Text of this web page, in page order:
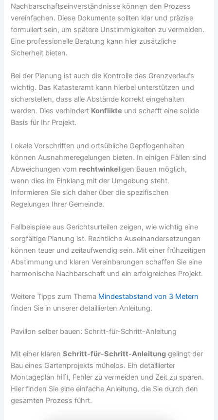
Nachbarschaftseinverständnisse können den Prozess
vereinfachen. Diese Dokumente sollten klar und präzise
formuliert sein, um spätere Unstimmigkeiten zu vermeiden.
Eine professionelle Beratung kann hier zusätzliche
Sicherheit bieten.
Bei der Planung ist auch die Kontrolle des Grenzverlaufs
wichtig. Das Katasteramt kann hierbei unterstützen und
sicherstellen, dass alle Abstände korrekt eingehalten
werden. Dies verhindert Konflikte und schafft eine solide
Basis für Ihr Projekt.
Lokale Vorschriften und ortsübliche Gepflogenheiten
können Ausnahmeregelungen bieten. In einigen Fällen sind
Abweichungen vom rechtwinkeligen Bauen möglich,
wenn dies im Einklang mit der Umgebung steht.
Informieren Sie sich daher über die spezifischen
Regelungen Ihrer Gemeinde.
Fallbeispiele aus Gerichtsurteilen zeigen, wie wichtig eine
sorgfältige Planung ist. Rechtliche Auseinandersetzungen
können teuer und zeitaufwendig sein. Mit einer frühzeitigen
Abstimmung und klaren Vereinbarungen schaffen Sie eine
harmonische Nachbarschaft und ein erfolgreiches Projekt.
Weitere Tipps zum Thema Mindestabstand von 3 Metern
finden Sie in unserer detaillierten Anleitung.
Pavillon selber bauen: Schritt-für-Schritt-Anleitung
Mit einer klarenSchritt-für-Schritt-Anleitung gelingt der
Bau eines Gartenprojekts mühelos. Ein detaillierter
Montageplan hilft, Fehler zu vermeiden und Zeit zu sparen.
Hier finden Sie eine einfache Anleitung, die Sie durch den
gesamten Prozess führt.